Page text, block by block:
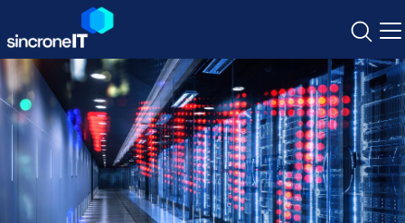
content
Cybersécurité
Infogérance
Opérateur & Mobilité